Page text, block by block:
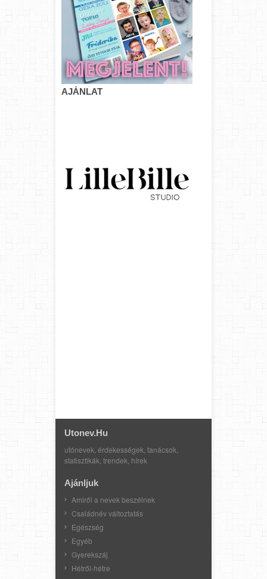
AJÁNLAT
Utonev.hu
utónevek, érdekességek, tanácsok,
statisztikák, trendek, hírek
Ajánljuk
Amiről a nevek beszélnek
Családnév változtatás
Egészség
Egyéb
Gyerekszáj
Hétről-hétre